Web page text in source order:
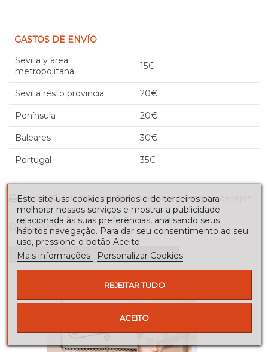
GASTOS DE ENVÍO
Sevilla y área
metropolitana
15€
Sevilla resto provincia 20€
Península 20€
Baleares 30€
Portugal 35€
Print Add to Compare Adicionar à Lista de desejos
REVIEWS
Seja o primeiro a fazer uma avaliação!
Este site usa cookies próprios e de terceiros para
melhorar nossos serviços e mostrar a publicidade
relacionada às suas preferências, analisando seus
hábitos navegação. Para dar seu consentimento ao seu
uso, pressione o botão Aceito.
Mais informações
Personalizar Cookies
REJEITAR TUDO
ACEITO